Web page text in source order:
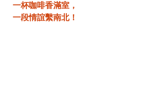
一杯咖啡香滿室，
一段情誼繫南北！